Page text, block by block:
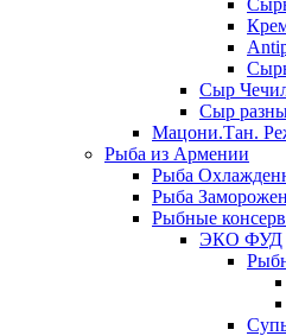
Сыр
Сыр
Мацони.Тан.
Рыба из Армении
Рыба
Рыба
Рыбные
ЭКО ФУД